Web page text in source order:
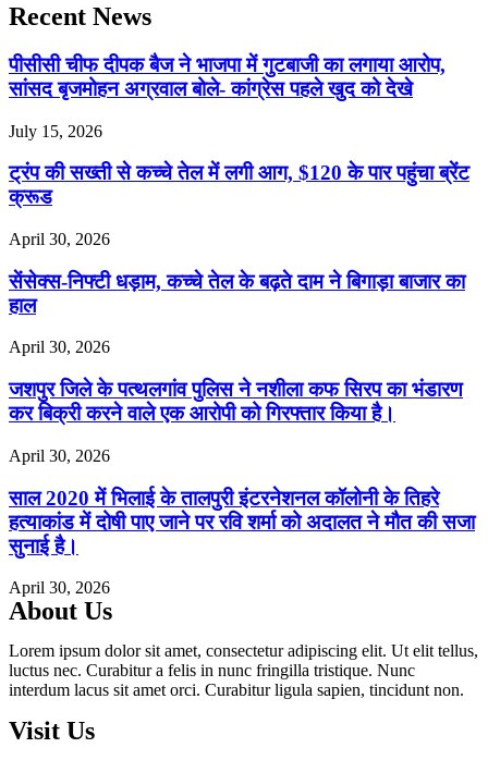
Recent News
पीसीसी चीफ दीपक बैज ने भाजपा में गुटबाजी का लगाया आरोप,
सांसद बृजमोहन अग्रवाल बोले- कांग्रेस पहले खुद को देखे
July 15, 2026
ट्रंप की सख्ती से कच्चे तेल में लगी आग, $120 के पार पहुंचा ब्रेंट
क्रूड
April 30, 2026
सेंसेक्स-निफ्टी धड़ाम, कच्चे तेल के बढ़ते दाम ने बिगाड़ा बाजार का
हाल
April 30, 2026
जशपुर जिले के पत्थलगांव पुलिस ने नशीला कफ सिरप का भंडारण
कर बिक्री करने वाले एक आरोपी को गिरफ्तार किया है।
April 30, 2026
साल 2020 में भिलाई के तालपुरी इंटरनेशनल कॉलोनी के तिहरे
हत्याकांड में दोषी पाए जाने पर रवि शर्मा को अदालत ने मौत की सजा
सुनाई है।
April 30, 2026
About Us
Lorem ipsum dolor sit amet, consectetur adipiscing elit. Ut elit tellus,
luctus nec. Curabitur a felis in nunc fringilla tristique. Nunc
interdum lacus sit amet orci. Curabitur ligula sapien, tincidunt non.
Visit Us